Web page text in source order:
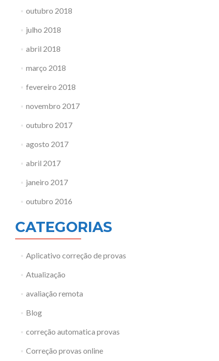
outubro 2018
julho 2018
abril 2018
março 2018
fevereiro 2018
novembro 2017
outubro 2017
agosto 2017
abril 2017
janeiro 2017
outubro 2016
CATEGORIAS
Aplicativo correção de provas
Atualização
avaliação remota
Blog
correção automatica provas
Correção provas online